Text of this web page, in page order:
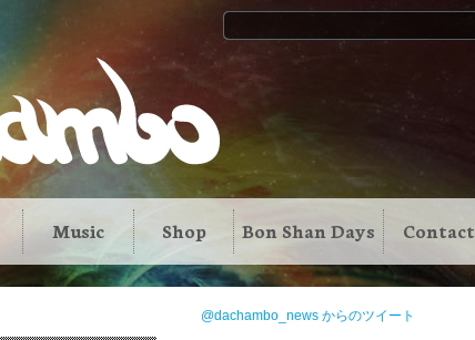
Music Shop Bon Shan Days Contact
@dachambo_news からのツイート